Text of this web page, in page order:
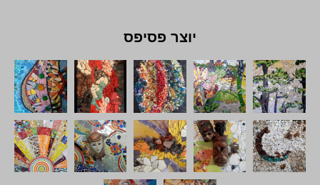
יוצר פסיפס